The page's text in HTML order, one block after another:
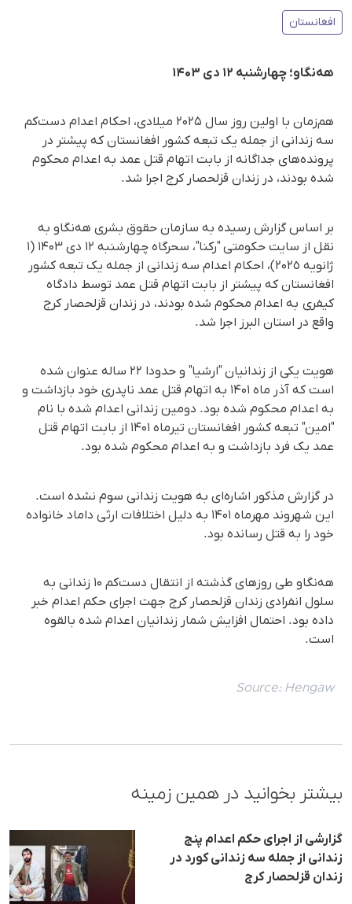
افغانستان
هه‌نگاو؛ چهارشنبه ۱۲ دی ۱۴۰۳
هم‌زمان با اولین روز سال ۲۰۲۵ میلادی، احکام اعدام دست‌کم
سه زندانی از جمله یک تبعه کشور افغانستان که پیشتر در
پرونده‌های جداگانه از بابت اتهام قتل عمد به اعدام محکوم
شده بودند، در زندان قزلحصار کرج اجرا شد.
بر اساس گزارش رسیده به سازمان حقوق بشری هه‌نگاو به
نقل از سایت حکومتی "رکنا"، سحرگاه چهارشنبه ۱۲ دی ۱۴۰۳ (۱
ژانویه ۲۰۲٥)، احکام اعدام سه زندانی از جمله یک تبعه کشور
افغانستان که پیشتر از بابت اتهام قتل عمد توسط دادگاه
کیفری به اعدام محکوم شده بودند، در زندان قزلحصار کرج
واقع در استان البرز اجرا شد.
هویت یکی از زندانیان "ارشیا" و حدودا ۲۲ ساله عنوان شده
است که آذر ماه ۱۴۰۱ به اتهام قتل عمد ناپدری خود بازداشت و
به اعدام محکوم شده بود. دومین زندانی اعدام شده با نام
"امین" تبعه کشور افغانستان تیرماه ۱۴۰۱ از بابت اتهام قتل
عمد یک فرد بازداشت و به اعدام محکوم شده بود.
در گزارش مذکور اشاره‌ای به هویت زندانی سوم نشده است.
این شهروند مهرماه ۱۴۰۱ به دلیل اختلافات ارثی داماد خانواده
خود را به قتل رسانده بود.
هه‌نگاو طی روزهای گذشته از انتقال دست‌کم ۱۰ زندانی به
سلول انفرادی زندان قزلحصار کرج جهت اجرای حکم اعدام خبر
داده بود. احتمال افزایش شمار زندانیان اعدام شده بالقوه
است.
Source: Hengaw
بیشتر بخوانید در همین زمینه
گزارشی از اجرای حکم اعدام پنج
زندانی از جملە سە زندانی کورد در
زندان قزلحصار کرج